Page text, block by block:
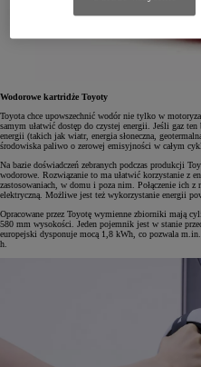
Wodorowe kartridże Toyoty
Toyota chce upowszechnić wodór nie tylko w
samym ułatwić dostęp do czystej energii. Jeśli gaz
energii (takich jak wiatr, energia słoneczna,
środowiska paliwo o zerowej emisyjności w całym
Na bazie doświadczeń zebranych podczas produkcji
wodorowe. Rozwiązanie to ma ułatwić korzystanie z
zastosowaniach, w domu i poza nim. Połączenie ich
elektryczną. Możliwe jest też wykorzystanie energii
Opracowane przez Toyotę wymienne zbiorniki mają
580 mm wysokości. Jeden pojemnik jest w stanie
europejski dysponuje mocą 1,8 kWh, co pozwala
h.